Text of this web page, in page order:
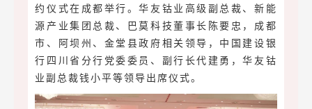
约仪式在成都举行。华友钴业高级副总裁、新能
源产业集团总裁、巴莫科技董事长陈要忠，成都
市、阿坝州、金堂县政府相关领导，中国建设银
行四川省分行党委委员、副行长代建勇，华友钴
业副总裁钱小平等领导出席仪式。